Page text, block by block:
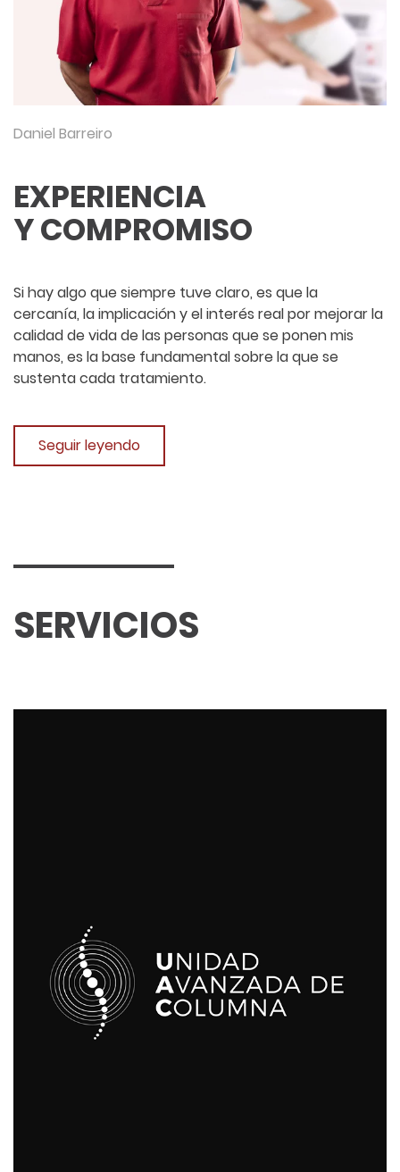
Daniel Barreiro
EXPERIENCIA
Y COMPROMISO
Si hay algo que siempre tuve claro, es que la
cercanía, la implicación y el interés real por mejorar la
calidad de vida de las personas que se ponen mis
manos, es la base fundamental sobre la que se
sustenta cada tratamiento.
Seguir leyendo
SERVICIOS